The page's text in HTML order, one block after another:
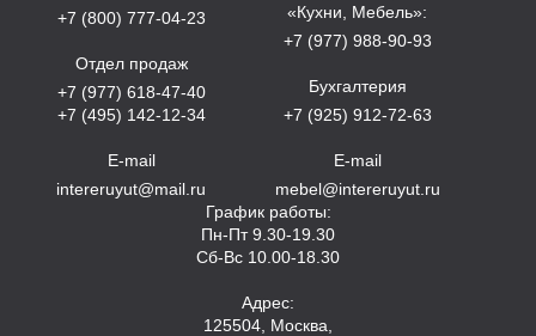
+7 (800) 777-04-23
Отдел продаж
+7 (977) 618-47-40
+7 (495) 142-12-34
E-mail
intereruyut@mail.ru
«Кухни, Мебель»:
+7 (977) 988-90-93
Бухгалтерия
+7 (925) 912-72-63
E-mail
mebel@intereruyut.ru
График работы:
Пн-Пт 9.30-19.30
Сб-Вс 10.00-18.30
Адрес:
125504, Москва,